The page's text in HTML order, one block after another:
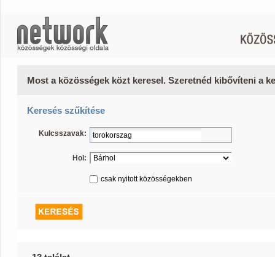
Most a közösségek közt keresel. Szeretnéd kibővíteni a
Keresés szűkítése
Kulcsszavak:
Hol:
csak nyitott közösségekben